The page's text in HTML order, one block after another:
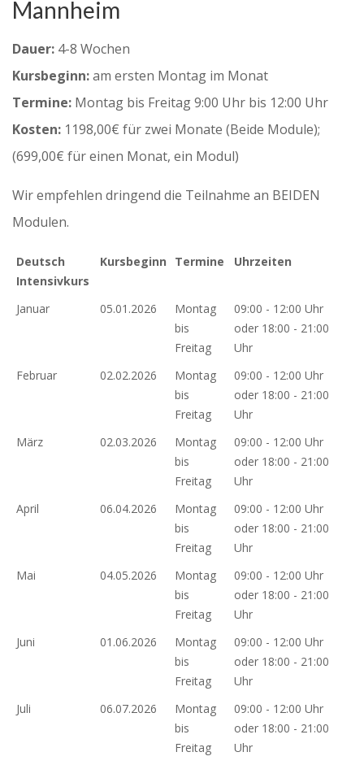
Mannheim
Dauer: 4-8 Wochen
Kursbeginn:am ersten Montag im Monat
Termine: Montag bis Freitag 9:00 Uhr bis 12:00 Uhr
Kosten: 1198,00€ für zwei Monate (Beide Module);
(699,00€ für einen Monat, ein Modul)
Wir empfehlen dringend die Teilnahme an BEIDEN
Modulen.
Deutsch
Intensivkurs
Kursbeginn Termine Uhrzeiten
Januar 05.01.2026
Montag
bis
Freitag
09:00 - 12:00 Uhr
oder 18:00 - 21:00
Uhr
Februar
02.02.2026
Montag
bis
Freitag
09:00 - 12:00 Uhr
oder 18:00 - 21:00
Uhr
März
02.03.2026
Montag
bis
Freitag
09:00 - 12:00 Uhr
oder 18:00 - 21:00
Uhr
April
06.04.2026
Montag
bis
Freitag
09:00 - 12:00 Uhr
oder 18:00 - 21:00
Uhr
Mai
04.05.2026
Montag
bis
Freitag
09:00 - 12:00 Uhr
oder 18:00 - 21:00
Uhr
Juni
01.06.2026
Montag
bis
Freitag
09:00 - 12:00 Uhr
oder 18:00 - 21:00
Uhr
Juli
06.07.2026
Montag
bis
Freitag
09:00 - 12:00 Uhr
oder 18:00 - 21:00
Uhr